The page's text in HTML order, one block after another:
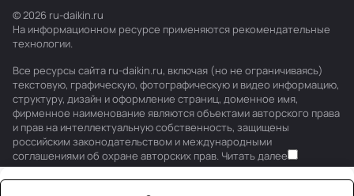
© 2026 ru-daikin.ru
На информационном ресурсе применяются рекомендательные
технологии.
Все ресурсы сайта ru-daikin.ru, включая (но не ограничиваясь)
текстовую, графическую, фотографическую и видео информацию,
структуру, дизайн и оформление страниц, доменное имя,
фирменное наименование являются объектами авторского права
и прав на интеллектуальную собственность, защищены
российским законодательством и международными
соглашениями об охране авторских прав. Читать далее